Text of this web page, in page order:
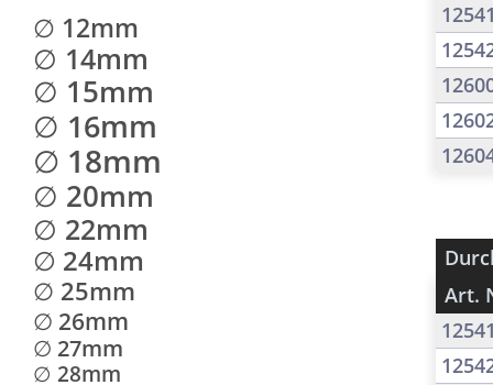
Art.
∅ 12mm
∅ 14mm
∅ 15mm
∅ 16mm
∅ 18mm
∅ 20mm
∅ 22mm
∅ 24mm
∅ 25mm
∅ 26mm
∅ 27mm
∅ 28mm